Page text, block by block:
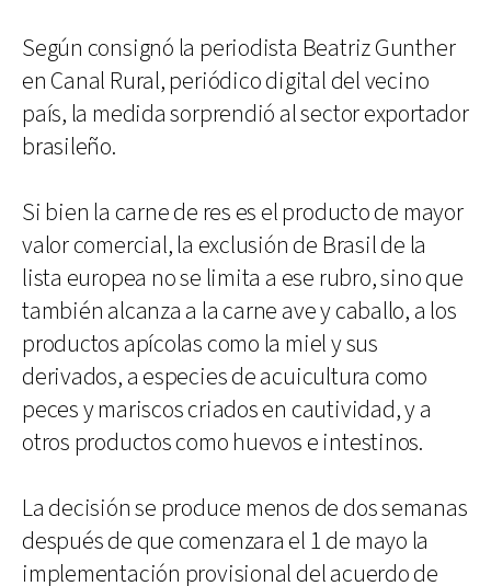
Según consignó la periodista Beatriz Gunther
en Canal Rural, periódico digital del vecino
país, la medida sorprendió al sector exportador
brasileño.
Si bien la carne de res es el producto de mayor
valor comercial, la exclusión de Brasil de la
lista europea no se limita a ese rubro, sino que
también alcanza a la carne ave y caballo, a los
productos apícolas como la miel y sus
derivados, a especies de acuicultura como
peces y mariscos criados en cautividad, y a
otros productos como huevos e intestinos.
La decisión se produce menos de dos semanas
después de que comenzara el 1 de mayo la
implementación provisional del acuerdo de